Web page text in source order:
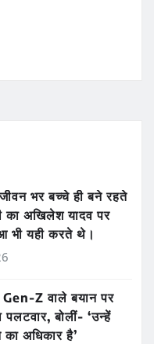
भर बच्चे ही बने रहते
का अखिलेश यादव पर
भी यही करते थे।
Z वाले बयान पर
पलटवार, बोलीं- ‘उन्हें
अधिकार है’